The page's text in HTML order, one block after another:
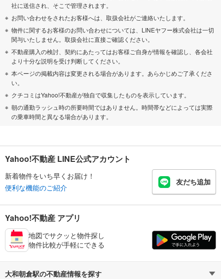
社に送信され、そこで管理されます。
お問い合わせをされたお客様へは、取扱会社がご連絡いたします。
物件に関するお客様のお問い合わせについては、LINEヤフー株式会社は一切
関与いたしません。取扱会社に直接ご確認ください。
不動産購入の検討、契約にあたってはお客様ご自身が情報を確認し、各会社
より十分な説明を受け判断してください。
本ページの掲載内容は変更される場合があります。あらかじめご了承くださ
い。
クチコミはYahoo!不動産が独自で収集したものを表示しています。
朝の通勤ラッシュ時の所要時間ではありません。時間帯などによっては実際
の乗車時間と異なる場合があります。
Yahoo!不動産 LINE公式アカウント
新着物件をいち早くお届け！
便利な機能のご紹介
友だち追加
Yahoo!不動産 アプリ
地図でサクッと物件探し
物件比較が手軽にできる
大和朝倉駅の不動産情報を探す